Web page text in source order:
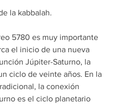
la kabbalah.
5780 es muy importante
el inicio de una nueva
Júpiter-Saturno, la
ciclo de veinte años. En la
la conexión
es el ciclo planetario